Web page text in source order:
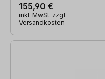
155,90 €
inkl. MwSt. zzgl.
Versandkosten